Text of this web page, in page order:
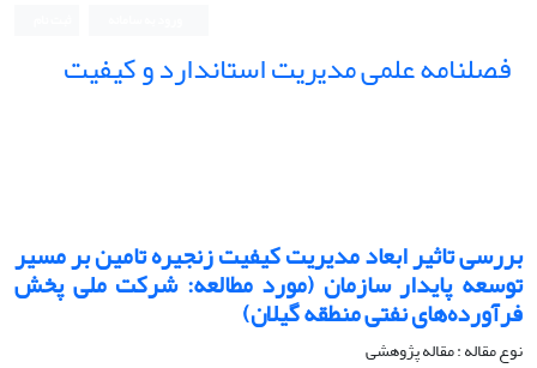
فصلنامه علمی مدیریت استاندارد و کیفیت
بررسی تاثیر ابعاد مدیریت کیفیت زنجیره تامین بر مسیر
توسعه پایدار سازمان (مورد مطالعه: شرکت ملی پخش
فرآورده‌های نفتی منطقه گیلان)
نوع مقاله : مقاله پژوهشی